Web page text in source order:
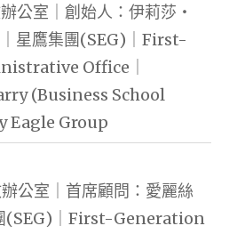
公室｜創始人：伊莉莎・
星鷹集團(SEG)｜First-
Office｜
(Business School
Eagle Group
公室｜首席顧問：愛麗絲
(SEG)｜First-Generation